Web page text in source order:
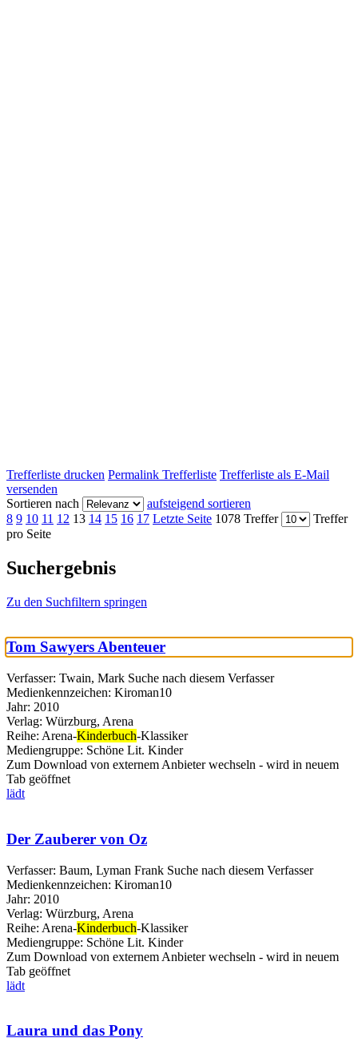
Trefferliste drucken Permalink Trefferliste Trefferliste als E-Mail
versenden
Sortieren nach
aufsteigend sortieren
8 9 10 11 12 13 14 15 16 17 Letzte Seite 1078 Treffer
Treffer
pro Seite
Suchergebnis
Zu den Suchfiltern springen
Tom Sawyers Abenteuer
Verfasser: Twain, Mark Suche nach diesem Verfasser
Medienkennzeichen: Kiroman10
Jahr: 2010
Verlag: Würzburg, Arena
Reihe: Arena-Kinderbuch-Klassiker
Mediengruppe: Schöne Lit. Kinder
Zum Download von externem Anbieter wechseln - wird in neuem
Tab geöffnet
lädt
Der Zauberer von Oz
Verfasser: Baum, Lyman Frank Suche nach diesem Verfasser
Medienkennzeichen: Kiroman10
Jahr: 2010
Verlag: Würzburg, Arena
Reihe: Arena-Kinderbuch-Klassiker
Mediengruppe: Schöne Lit. Kinder
Zum Download von externem Anbieter wechseln - wird in neuem
Tab geöffnet
lädt
Laura und das Pony